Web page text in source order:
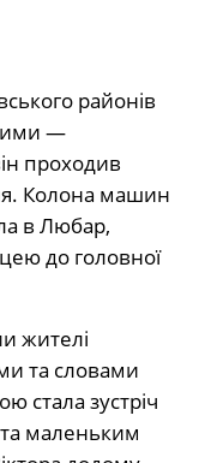
районів
—
проходив
Колона машин
в Любар,
до головної
жителі
та словами
стала зустріч
маленьким